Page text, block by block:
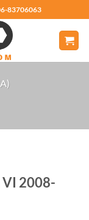
83706063
2008-